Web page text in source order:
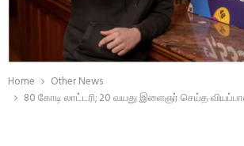
Home
Other News
80 கோடி லாட்டரி; 20 வயது இளைஞர் செய்த